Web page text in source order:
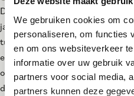
We gebruiken cookies om
personaliseren, om functies
en om ons websiteverkeer
informatie over uw gebruik
partners voor social media,
partners kunnen deze
De beste manier om grote
jaarlijkse inspectieronde
tuinseizoen ten einde loopt, de
een overzichtelijke checklist.
op roestvorming en slijtage, kijk
de grond niet raakt, test het slot